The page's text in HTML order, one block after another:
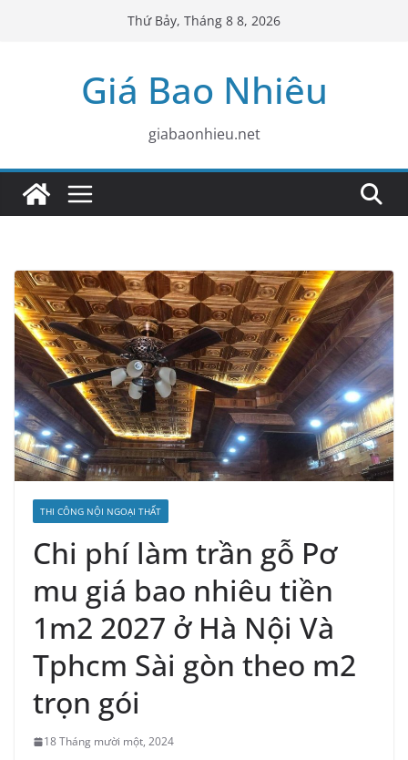
Thứ Bảy, Tháng 8 8, 2026
Giá Bao Nhiêu
giabaonhieu.net
THI CÔNG NỘI NGOẠI THẤT
Chi phí làm trần gỗ Pơ
mu giá bao nhiêu tiền
1m2 2027 ở Hà Nội Và
Tphcm Sài gòn theo m2
trọn gói
18 Tháng mười một, 2024